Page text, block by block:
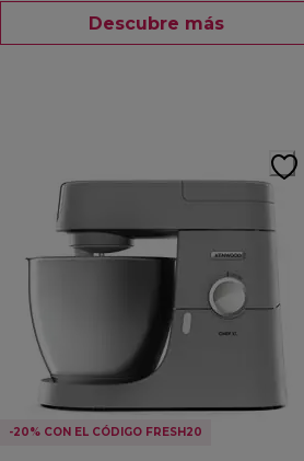
Descubre más
-20% CON EL CÓDIGO FRESH20